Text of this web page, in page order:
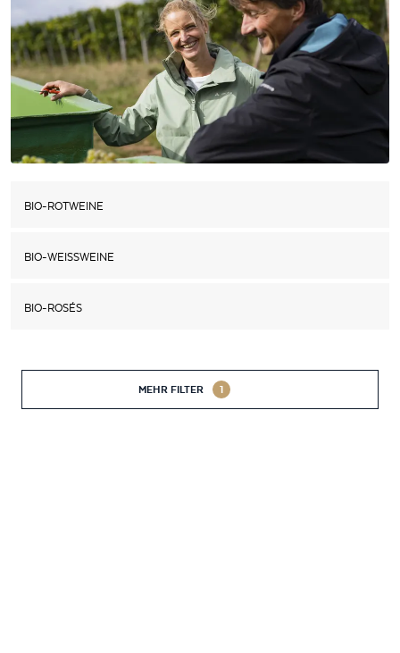
BIO-ROTWEINE
BIO-WEISSWEINE
BIO-ROSÉS
MEHR FILTER 1